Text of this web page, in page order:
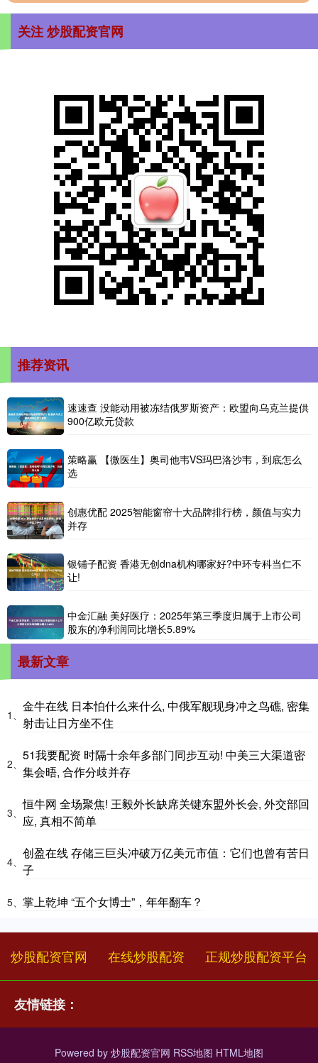
关注 炒股配资官网
推荐资讯
速速查 没能动用被冻结俄罗斯资产：欧盟向乌克兰提供
900亿欧元贷款
策略赢 【微医生】奥司他韦VS玛巴洛沙韦，到底怎么
选
创惠优配 2025智能窗帘十大品牌排行榜，颜值与实力
并存
银铺子配资 香港无创dna机构哪家好?中环专科当仁不
让!
中金汇融 美好医疗：2025年第三季度归属于上市公司
股东的净利润同比增长5.89%
最新文章
1、
金牛在线 日本怕什么来什么, 中俄军舰现身冲之鸟礁, 密集
射击让日方坐不住
2、
51我要配资 时隔十余年多部门同步互动! 中美三大渠道密
集会晤, 合作分歧并存
3、
恒牛网 全场聚焦! 王毅外长缺席关键东盟外长会, 外交部回
应, 真相不简单
4、
创盈在线 存储三巨头冲破万亿美元市值：它们也曾有苦日
子
5、 掌上乾坤 “五个女博士”，年年翻车？
炒股配资官网 在线炒股配资 正规炒股配资平台
友情链接：
Powered by 炒股配资官网 RSS地图 HTML地图